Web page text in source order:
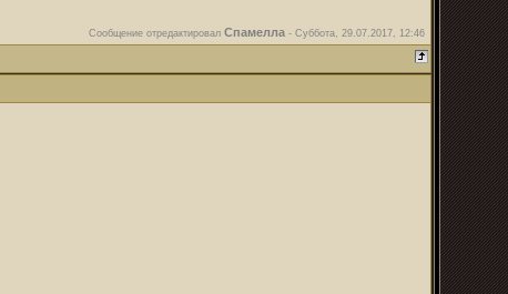
Сообщение отредактировал Спамелла - Суббота, 29.07.2017, 12:46